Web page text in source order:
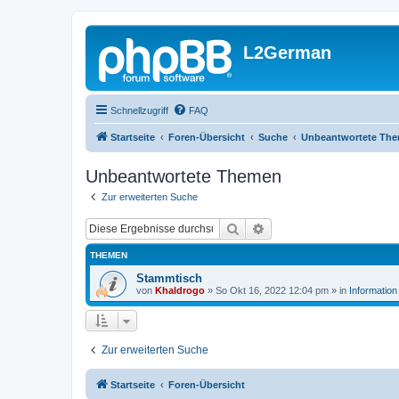
L2German
Schnellzugriff FAQ
Startseite Foren-Übersicht Suche Unbeantwortete
Unbeantwortete Themen
Zur erweiterten Suche
Suche
THEMEN
Stammtisch
von Khaldrogo » So Okt 16, 2022 12:04 pm » in Information
Zur erweiterten Suche
Startseite Foren-Übersicht